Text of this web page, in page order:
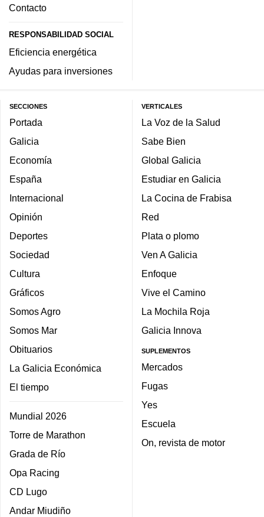
Contacto
RESPONSABILIDAD SOCIAL
Eficiencia energética
Ayudas para inversiones
SECCIONES
Portada
Galicia
Economía
España
Internacional
Opinión
Deportes
Sociedad
Cultura
Gráficos
Somos Agro
Somos Mar
Obituarios
La Galicia Económica
El tiempo
Mundial 2026
Torre de Marathon
Grada de Río
Opa Racing
CD Lugo
Andar Miudiño
VERTICALES
La Voz de la Salud
Sabe Bien
Global Galicia
Estudiar en Galicia
La Cocina de Frabisa
Red
Plata o plomo
Ven A Galicia
Enfoque
Vive el Camino
La Mochila Roja
Galicia Innova
SUPLEMENTOS
Mercados
Fugas
Yes
Escuela
On, revista de motor